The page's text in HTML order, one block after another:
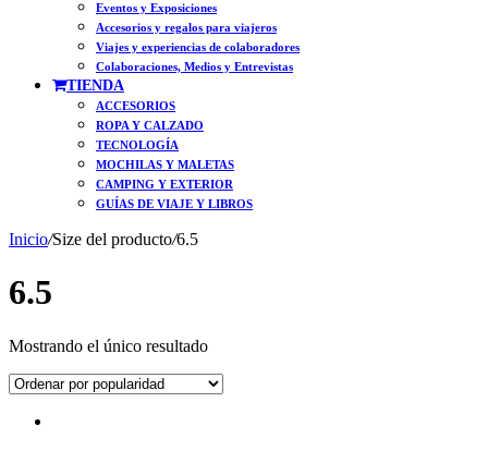
Eventos y Exposiciones
Accesorios y regalos para viajeros
Viajes y experiencias de colaboradores
Colaboraciones, Medios y Entrevistas
TIENDA
ACCESORIOS
ROPA Y CALZADO
TECNOLOGÍA
MOCHILAS Y MALETAS
CAMPING Y EXTERIOR
GUÍAS DE VIAJE Y LIBROS
Inicio/Size del producto/6.5
6.5
Mostrando el único resultado